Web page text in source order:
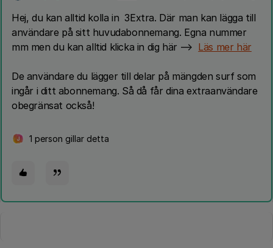
Hej, du kan alltid kolla in 3Extra. Där man kan lägga till
användare på sitt huvudabonnemang. Egna nummer
mm men du kan alltid klicka in dig här --> Läs mer här
De användare du lägger till delar på mängden surf som
ingår i ditt abonnemang. Så då får dina extraanvändare
obegränsat också!
J 1 person gillar detta